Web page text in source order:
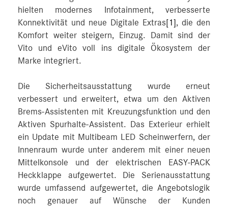
hielten modernes Infotainment, verbesserte
Konnektivität und neue Digitale Extras[1], die den
Komfort weiter steigern, Einzug. Damit sind der
Vito und eVito voll ins digitale Ökosystem der
Marke integriert.
Die Sicherheitsausstattung wurde erneut
verbessert und erweitert, etwa um den Aktiven
Brems-Assistenten mit Kreuzungsfunktion und den
Aktiven Spurhalte-Assistent. Das Exterieur erhielt
ein Update mit Multibeam LED Scheinwerfern, der
Innenraum wurde unter anderem mit einer neuen
Mittelkonsole und der elektrischen EASY-PACK
Heckklappe aufgewertet. Die Serienausstattung
wurde umfassend aufgewertet, die Angebotslogik
noch genauer auf Wünsche der Kunden